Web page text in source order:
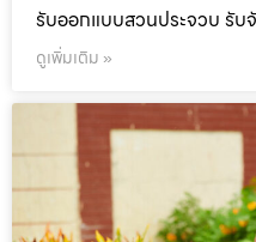
รับออกแบบสวนประจวบ รั
ดูเพิ่มเติม »